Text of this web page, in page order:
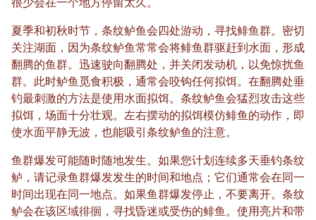
很少会在一个地方停留太久。
夏季和初秋时节，条纹鲈鱼会四处游动，寻找鲱鱼群。密切
关注湖面，因为条纹鲈鱼常常会将鲱鱼群驱赶到水面，形成
翻腾的鱼群。迅速驶向翻腾处，并关闭发动机，以免惊扰鱼
群。此时鲈鱼觅食积极，通常会咬钩任何拟饵。在翻腾处垂
钓最刺激的方法是使用水面拟饵。条纹鲈鱼会猛烈攻击这些
拟饵，场面十分壮观。左右摆动的拟饵模仿鲱鱼的动作，即
使水面平静无波，也能吸引条纹鲈鱼的注意。
鱼群爆发可能随时随地发生。如果您计划连续多天垂钓条纹
鲈，请记录鱼群爆发发生的时间和地点；它们通常会在同一
时间出现在同一地点。如果鱼群爆发停止，不要离开。条纹
鲈会在该区域徘徊，寻找昏迷或受伤的鲱鱼。使用亮片和带